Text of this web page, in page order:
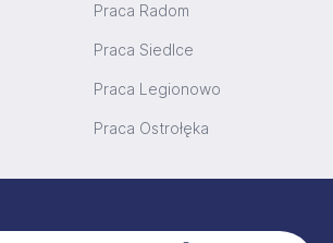
Praca Radom
Praca Siedlce
Praca Legionowo
Praca Ostrołęka